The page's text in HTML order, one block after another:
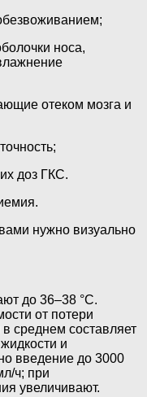
носа,
отеком мозга и
доз ГКС.
нужно визуально
до 36–38 °C.
от потери
среднем составляет
и
введение до 3000
ч; при
увеличивают.